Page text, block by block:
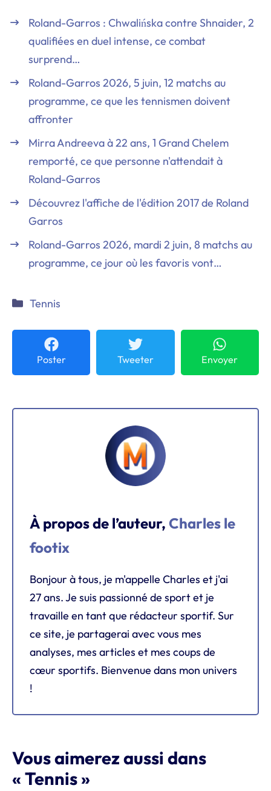
Roland-Garros : Chwalińska contre Shnaider, 2
qualifiées en duel intense, ce combat
surprend…
Roland-Garros 2026, 5 juin, 12 matchs au
programme, ce que les tennismen doivent
affronter
Mirra Andreeva à 22 ans, 1 Grand Chelem
remporté, ce que personne n'attendait à
Roland-Garros
Découvrez l'affiche de l'édition 2017 de Roland
Garros
Roland-Garros 2026, mardi 2 juin, 8 matchs au
programme, ce jour où les favoris vont…
Catégories
Tennis
Poster Tweeter Envoyer
À propos de l’auteur, Charles le
footix
Bonjour à tous, je m'appelle Charles et j'ai
27 ans. Je suis passionné de sport et je
travaille en tant que rédacteur sportif. Sur
ce site, je partagerai avec vous mes
analyses, mes articles et mes coups de
cœur sportifs. Bienvenue dans mon univers
!
Vous aimerez aussi dans
« Tennis »